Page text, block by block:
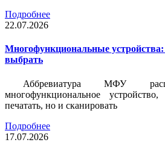
Подробнее
22.07.2026
Многофункциональные
выбрать
Аббревиатура МФУ
многофункциональное
печатать, но и сканировать
Подробнее
17.07.2026